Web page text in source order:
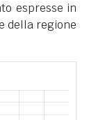
espresse in
della regione